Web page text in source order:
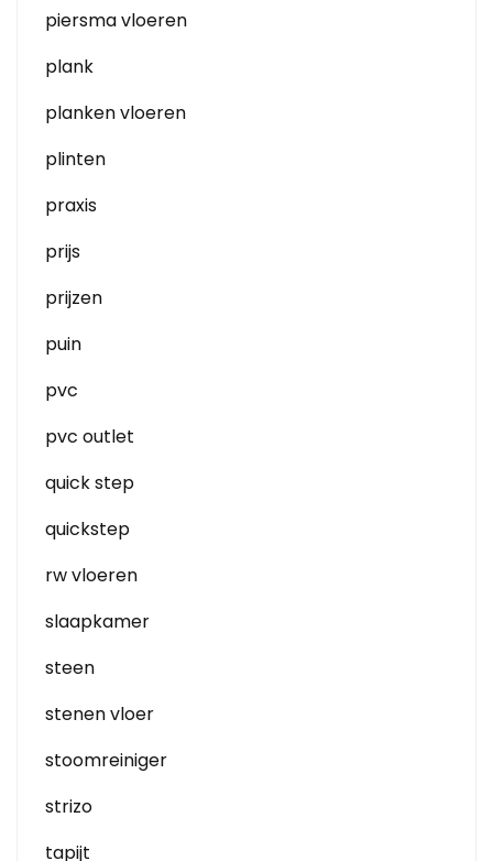
piersma vloeren
plank
planken vloeren
plinten
praxis
prijs
prijzen
puin
pvc
pvc outlet
quick step
quickstep
rw vloeren
slaapkamer
steen
stenen vloer
stoomreiniger
strizo
tapijt